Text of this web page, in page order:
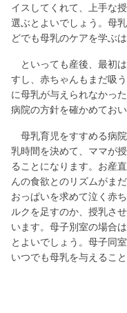
イスしてくれて、上手な
選ぶとよいでしょう。母
どでも母乳のケアを学ぶは
といっても産後、最初
すし、赤ちゃんもまだ吸
に母乳が与えられなかっ
病院の方針を確かめてお
母乳育児をすすめる病
乳時間を決めて、ママが
ることになります。お産
んの食欲とのリズムがま
おっぱいを求めて泣く赤
ルクを足すのか、授乳さ
います。母子別室の場合
とよいでしょう。母子同
いつでも母乳を与えること